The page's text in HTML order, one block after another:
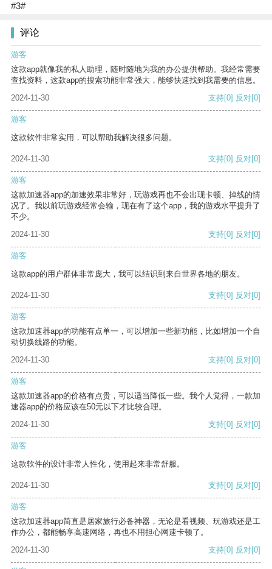
#3#
评论
游客
这款app就像我的私人助理，随时随地为我的办公提供帮助。我经常需要
查找资料，这款app的搜索功能非常强大，能够快速找到我需要的信息。
2024-11-30
支持[0] 反对[0]
游客
这款软件非常实用，可以帮助我解决很多问题。
2024-11-30 支持[0] 反对[0]
游客
这款加速器app的加速效果非常好，玩游戏再也不会出现卡顿、掉线的情
况了。我以前玩游戏经常会输，现在有了这个app，我的游戏水平提升了
不少。
2024-11-30
支持[0] 反对[0]
游客
这款app的用户群体非常庞大，我可以结识到来自世界各地的朋友。
2024-11-30 支持[0] 反对[0]
游客
这款加速器app的功能有点单一，可以增加一些新功能，比如增加一个自
动切换线路的功能。
2024-11-30
支持[0] 反对[0]
游客
这款加速器app的价格有点贵，可以适当降低一些。我个人觉得，一款加
速器app的价格应该在50元以下才比较合理。
2024-11-30
支持[0] 反对[0]
游客
这款软件的设计非常人性化，使用起来非常舒服。
2024-11-30 支持[0] 反对[0]
游客
这款加速器app简直是居家旅行必备神器，无论是看视频、玩游戏还是工
作办公，都能畅享高速网络，再也不用担心网速卡顿了。
2024-11-30
支持[0] 反对[0]